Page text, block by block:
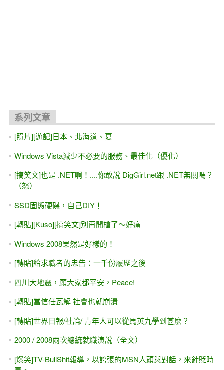
系列文章
[照片][遊記]日本、北海道、夏
Windows Vista減少不必要的服務、最佳化（優化）
[搞笑文]也是 .NET啊！....你敢說 DigGirl.net跟 .NET無關嗎？
（怒）
SSD固態硬碟，自己DIY！
[轉貼][Kuso][搞笑文]別再開槍了～好痛
Windows 2008果然是好樣的！
[轉貼]給求職者的忠告：一千份履歷之後
四川大地震，願大家都平安，Peace!
[轉貼]當信任瓦解 社會也就崩潰
[轉貼]世界日報/社論/ 青年人可以從馬英九學到甚麼？
2000 / 2008兩次總統就職演說（全文）
[爆笑]TV-BullShit報導，以誇張的MSN人頭與對話，來針貶時